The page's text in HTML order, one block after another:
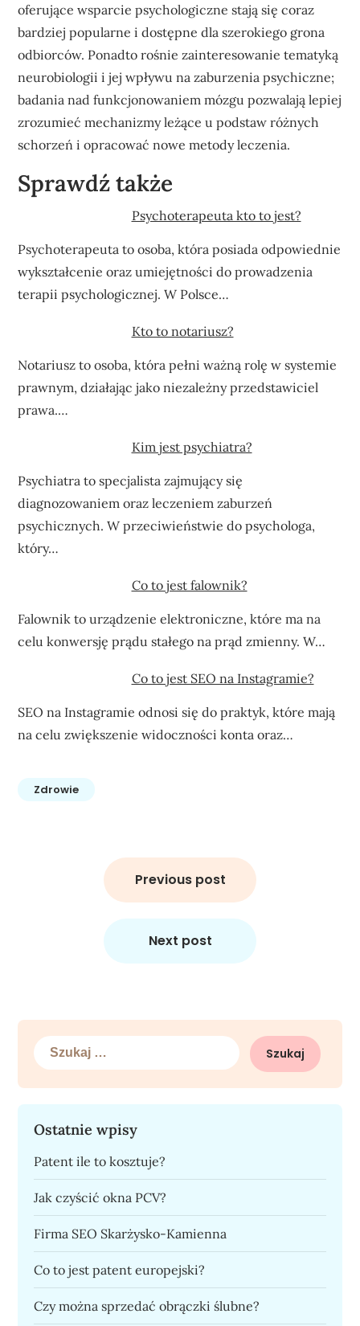
oferujące wsparcie psychologiczne stają się coraz
bardziej popularne i dostępne dla szerokiego grona
odbiorców. Ponadto rośnie zainteresowanie tematyką
neurobiologii i jej wpływu na zaburzenia psychiczne;
badania nad funkcjonowaniem mózgu pozwalają lepiej
zrozumieć mechanizmy leżące u podstaw różnych
schorzeń i opracować nowe metody leczenia.
Sprawdź także
Psychoterapeuta kto to jest?
Psychoterapeuta to osoba, która posiada odpowiednie
wykształcenie oraz umiejętności do prowadzenia
terapii psychologicznej. W Polsce…
Kto to notariusz?
Notariusz to osoba, która pełni ważną rolę w systemie
prawnym, działając jako niezależny przedstawiciel
prawa.…
Kim jest psychiatra?
Psychiatra to specjalista zajmujący się
diagnozowaniem oraz leczeniem zaburzeń
psychicznych. W przeciwieństwie do psychologa,
który…
Co to jest falownik?
Falownik to urządzenie elektroniczne, które ma na
celu konwersję prądu stałego na prąd zmienny. W…
Co to jest SEO na Instagramie?
SEO na Instagramie odnosi się do praktyk, które mają
na celu zwiększenie widoczności konta oraz…
Zdrowie
Previous post
Next post
Szukaj:
Ostatnie wpisy
Patent ile to kosztuje?
Jak czyścić okna PCV?
Firma SEO Skarżysko-Kamienna
Co to jest patent europejski?
Czy można sprzedać obrączki ślubne?